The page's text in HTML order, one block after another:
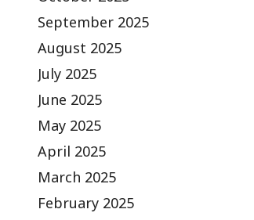
September 2025
August 2025
July 2025
June 2025
May 2025
April 2025
March 2025
February 2025